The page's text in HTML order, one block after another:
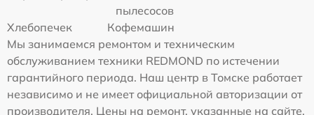
пылесосов
Хлебопечек
Кофемашин
Мы занимаемся ремонтом и техническим
обслуживанием техники REDMOND по истечении
гарантийного периода. Наш центр в Томске работает
независимо и не имеет официальной авторизации от
производителя. Цены на ремонт, указанные на сайте,